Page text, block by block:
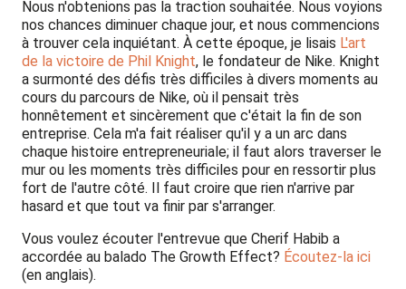
Nous n'obtenions pas la traction souhaitée. Nous voyions
nos chances diminuer chaque jour, et nous commencions
à trouver cela inquiétant. À cette époque, je lisais L'art
de la victoire de Phil Knight, le fondateur de Nike. Knight
a surmonté des défis très difficiles à divers moments au
cours du parcours de Nike, où il pensait très
honnêtement et sincèrement que c'était la fin de son
entreprise. Cela m'a fait réaliser qu'il y a un arc dans
chaque histoire entrepreneuriale; il faut alors traverser le
mur ou les moments très difficiles pour en ressortir plus
fort de l'autre côté. Il faut croire que rien n'arrive par
hasard et que tout va finir par s'arranger.
Vous voulez écouter l'entrevue que Cherif Habib a
accordée au balado The Growth Effect? Écoutez-la ici
(en anglais).